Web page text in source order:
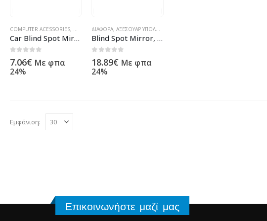
COMPUTER ACESSORIES, OTHER ,ΠΡΟΪΌΝΤΑ ΠΛΗΡΟΦΟΡΙΚΉΣ - ΚΙΝΗΤΉΣ ΤΗΛΕΦΩΝΊΑΣ - ΗΛΕΚΤΡΟΝΙΚΆ
Car Blind Spot Mirror, Remax RT-C04, Different colors – 14842
7.06€ Με φπα
24%
ΔΙΆΦΟΡΑ,ΑΞΕΣΟΥΆΡ ΥΠΟΛΟΓΙΣΤΏΝ
Blind Spot Mirror, Remax RT-C04, Διαφορετικά χρώματα – 14842
18.89€ Με φπα
24%
Εμφάνιση:
Επικοινωνήστε μαζί μας